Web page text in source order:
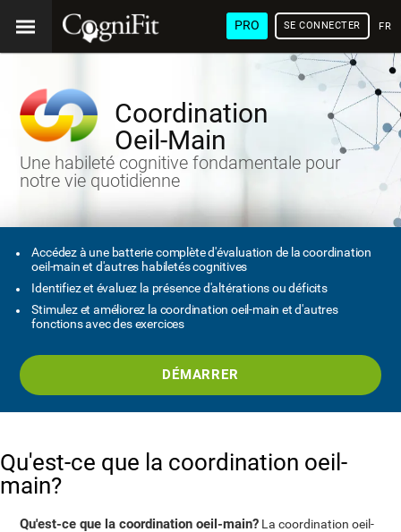
PRO SE CONNECTER
Coordination
Oeil-Main
Une habileté cognitive fondamentale pour
notre vie quotidienne
Accédez à une batterie complète d'évaluation de la coordination
oeil-main et d'autres habiletés cognitives
Identifiez et évaluez la présence d'altérations ou déficits
Stimulez et améliorez la coordination oeil-main et d'autres
fonctions avec des exercices
DÉMARRER
Qu'est-ce que la coordination oeil-
main?
Qu'est-ce que la coordination oeil-main? La coordination oeil-